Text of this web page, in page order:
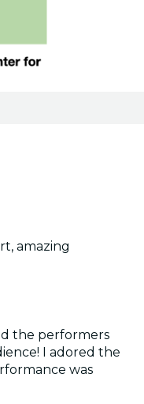
amazing
the performers
I adored the
was